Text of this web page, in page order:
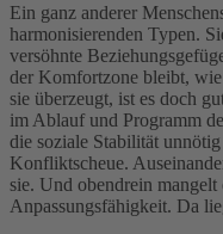
Ein ganz anderer
harmonisierenden Typen.
versöhnte
der Komfortzone bleibt,
sie überzeugt, ist es doch
im Ablauf und Programm
die soziale Stabilität
Konfliktscheue.
sie. Und obendrein
Anpassungsfähigkeit. Da